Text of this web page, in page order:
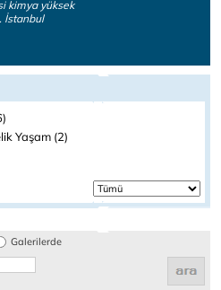
kimya yüksek
İstanbul
Yaşam (2)
Galerilerde